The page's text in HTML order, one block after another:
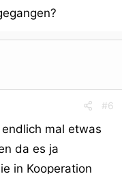
#6
mal etwas
da es ja
in Kooperation